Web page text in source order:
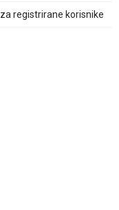
za registrirane korisnike